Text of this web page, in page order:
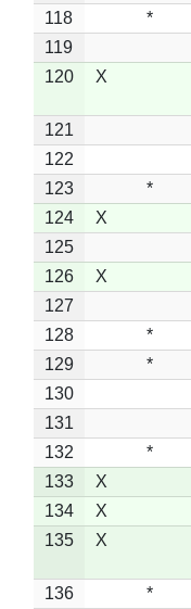
118
*
119
120
X
121
122
123
*
124
X
125
126
X
127
128
*
129
*
130
131
132
*
133
X
134
X
135
X
136 *